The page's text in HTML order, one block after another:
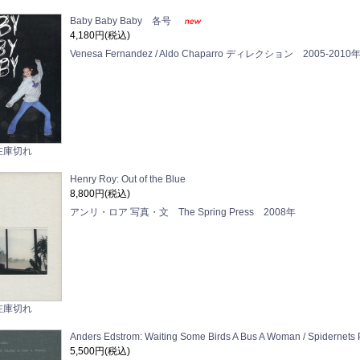
庫切れ
Baby Baby Baby 各号
4,180円(税込)
Venesa Fernandez / Aldo Chaparro ディレクション 2005-2010
庫切れ
Henry Roy: Out of the Blue
8,800円(税込)
アンリ・ロア 写真・文 The Spring Press 2008年
Anders Edstrom: Waiting Some Birds A Bus A Woman / Spidernets
5,500円(税込)